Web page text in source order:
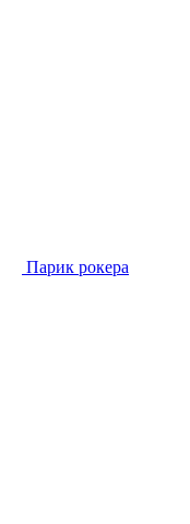
Парик рокера